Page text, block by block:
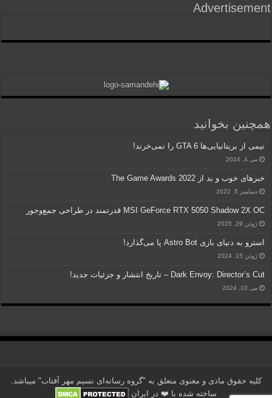
Advertisement
همچنین بخوانید
نیمی از بریتانیایی‌ها GTA 6 را نمی‌خرند!
می 4, 2024
خبرهای خوب و بد از The Game Awards 2022
دسامبر 5, 2022
MSI GeForce RTX 5050 Shadow 2X OC قدرتمند در طراحی جمع‌وجور
ژوئن 29, 2025
استرو به دنیای بازی Astro Bot پا می‌گذارد!
ژوئن 15, 2024
Dark Envoy: Director’s Cut – تاریخ انتشار و جزئیات جدید!
می 10, 2024
کلیه حقوق مادی و معنوی متعلق به "گروه رسانه‌ای نسیم مهر آفتاب" می‎باشد.
ساخته شده با ❤️ در ایران